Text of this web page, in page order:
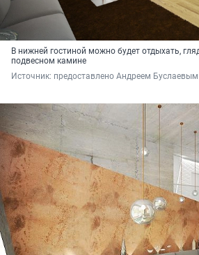
В нижней гостиной можно будет отдыхать,
подвесном камине
Источник: предоставлено Андреем Буслаевым